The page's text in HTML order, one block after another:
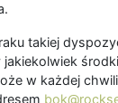
takiej
w każdej